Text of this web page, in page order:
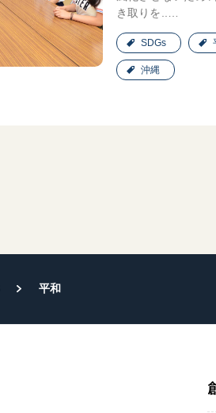
き取りを..…
SDGs
沖縄
平和